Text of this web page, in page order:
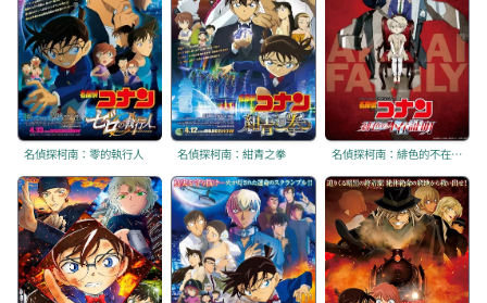
名偵探柯南：零的執行人 名偵探柯南：紺青之拳 名偵探柯南：緋色的不在場證明